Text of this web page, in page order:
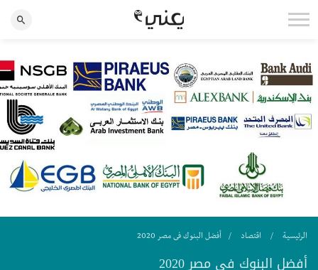
الرئيسية اقتصاد أفضل البنوك فى مصر 2020
أفضل البنوك فى مصر 2020